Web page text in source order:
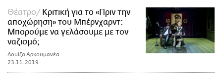
Θέατρο
Κριτική για το «Πριν την
αποχώρηση» του Μπέρνχαρντ:
Μπορούμε να γελάσουμε με τον
ναζισμό;
Λουίζα Αρκουμανέα
23.11.2019